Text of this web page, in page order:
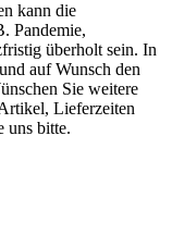
kann die
Pandemie,
überholt sein. In
auf Wunsch den
Sie weitere
Lieferzeiten
uns bitte.